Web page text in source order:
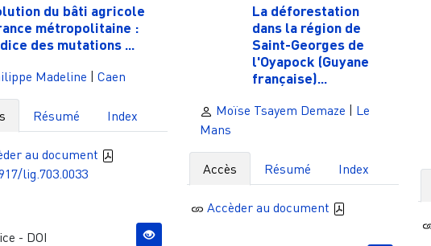
du bâti agricole
métropolitaine :
des mutations ...
Madeline | Caen
Résumé Index
au document
lig.703.0033
- DOI
La déforestation
dans la région de
Saint-Georges de
l'Oyapock (Guyane
française)...
Moïse Tsayem Demaze | Le
Mans
Accès Résumé Index
Accèder au document